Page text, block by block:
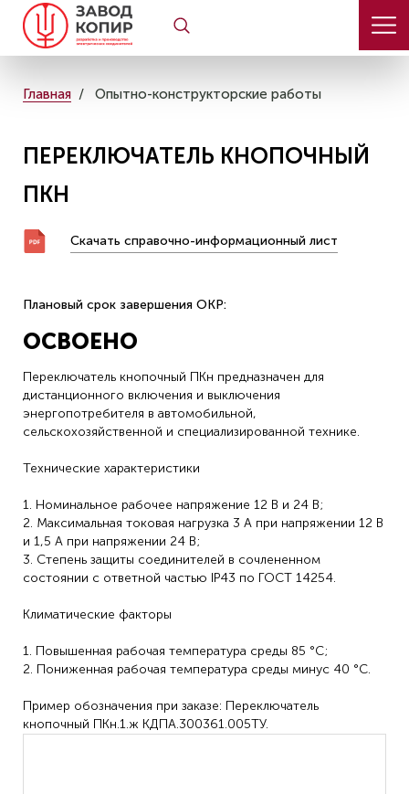
Главная Опытно-конструкторские работы
ПЕРЕКЛЮЧАТЕЛЬ КНОПОЧНЫЙ
ПКН
Скачать справочно-информационный лист
Плановый срок завершения ОКР:
ОСВОЕНО
Переключатель кнопочный ПКн предназначен для
дистанционного включения и выключения
энергопотребителя в автомобильной,
сельскохозяйственной и специализированной технике.
Технические характеристики
1. Номинальное рабочее напряжение 12 В и 24 В;
2. Максимальная токовая нагрузка 3 А при напряжении 12 В
и 1,5 А при напряжении 24 В;
3. Степень защиты соединителей в сочлененном
состоянии с ответной частью IP43 по ГОСТ 14254.
Климатические факторы
1. Повышенная рабочая температура среды 85 °С;
2. Пониженная рабочая температура среды минус 40 °С.
Пример обозначения при заказе: Переключатель
кнопочный ПКн.1.ж КДПА.300361.005ТУ.